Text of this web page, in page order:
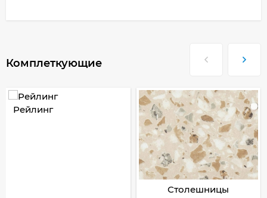
Комплеткующие
Рейлинг
Столешницы